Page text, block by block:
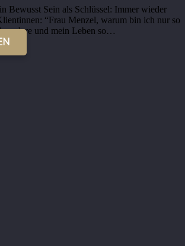
Bewusst Sein als Schlüssel: Immer wieder
“Frau Menzel, warum bin ich nur so
andere und mein Leben so…